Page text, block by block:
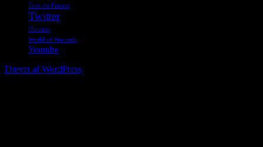
Tour de France
Twitter
Ukraine
World of Warcraft
Youtube
Drevet af WordPress